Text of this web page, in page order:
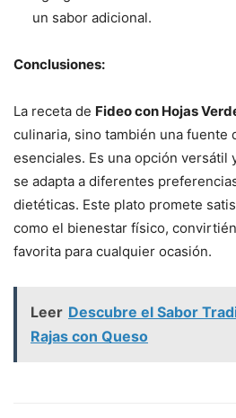
un sabor adicional.
Conclusiones:
La receta de Fideo con Hojas
culinaria, sino también una fuente
esenciales. Es una opción versátil
se adapta a diferentes
dietéticas. Este plato promete
como el bienestar físico,
favorita para cualquier ocasión.
Leer Descubre el Sabor
Rajas con Queso